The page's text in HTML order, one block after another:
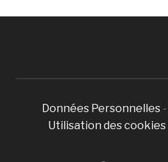
Données Personnelles -
Utilisation des cookies